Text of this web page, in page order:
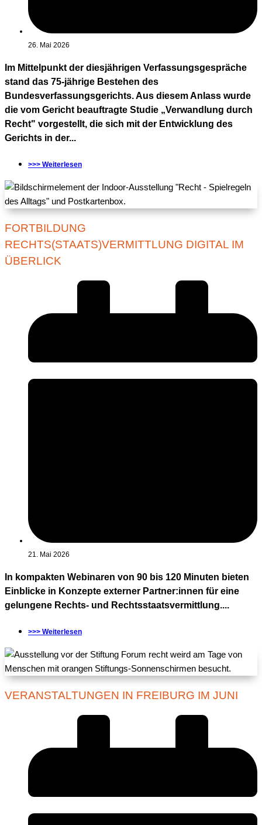
26. Mai 2026
Im Mittelpunkt der diesjährigen Verfassungsgespräche
stand das 75-jährige Bestehen des
Bundesverfassungsgerichts. Aus diesem Anlass wurde
die vom Gericht beauftragte Studie „Verwandlung durch
Recht" vorgestellt, die sich mit der Entwicklung des
Gerichts in der...
>>> Weiterlesen
FORTBILDUNG
RECHTS(STAATS)VERMITTLUNG DIGITAL IM
ÜBERLICK
21. Mai 2026
In kompakten Webinaren von 90 bis 120 Minuten bieten
Einblicke in Konzepte externer Partner:innen für eine
gelungene Rechts- und Rechtsstaatsvermittlung....
>>> Weiterlesen
VERANSTALTUNGEN IN FREIBURG IM JUNI